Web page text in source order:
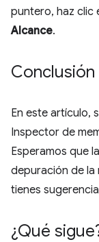
puntero, haz clic
Alcance.
Conclusión
En este artículo,
Inspector de
Esperamos que
depuración de la
tienes
¿Qué